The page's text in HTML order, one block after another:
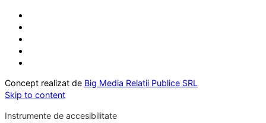
Concept realizat de Big Media Relații Publice SRL
Skip to content
Instrumente de accesibilitate